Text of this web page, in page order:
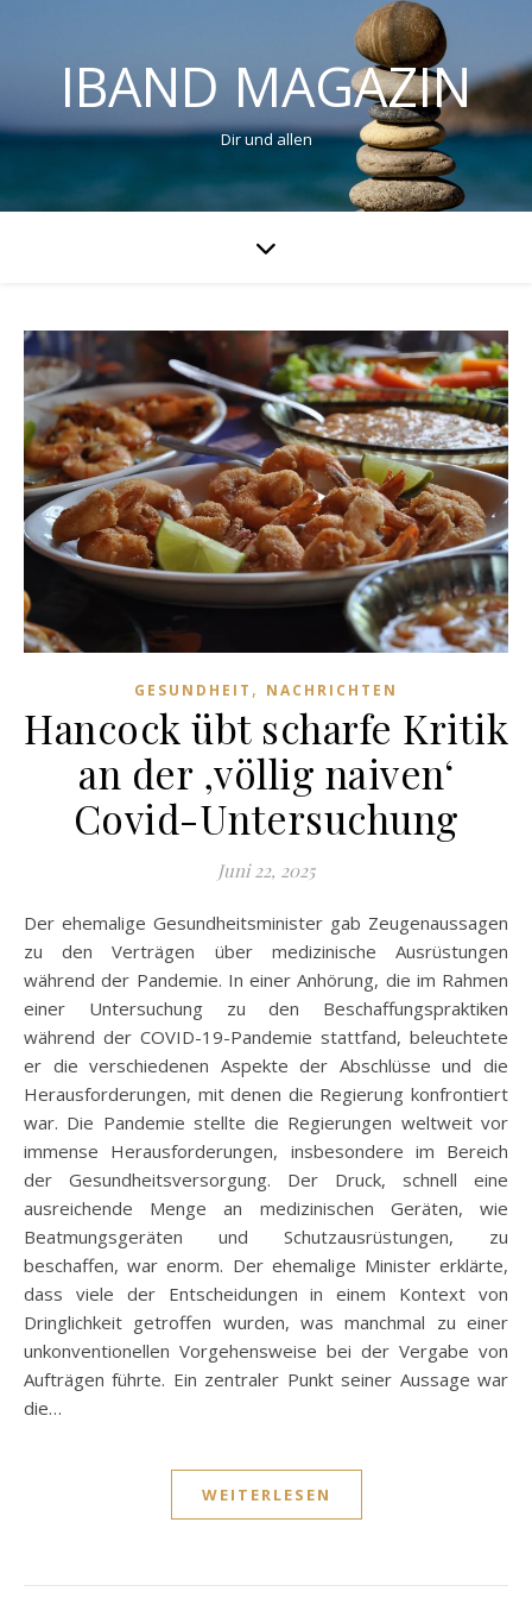
IBAND MAGAZIN
Dir und allen
GESUNDHEIT , NACHRICHTEN
Hancock übt scharfe Kritik
an der ‚völlig naiven‘
Covid-Untersuchung
Juni 22, 2025
Der ehemalige Gesundheitsminister gab Zeugenaussagen
zu den Verträgen über medizinische Ausrüstungen
während der Pandemie. In einer Anhörung, die im Rahmen
einer Untersuchung zu den Beschaffungspraktiken
während der COVID-19-Pandemie stattfand, beleuchtete
er die verschiedenen Aspekte der Abschlüsse und die
Herausforderungen, mit denen die Regierung konfrontiert
war. Die Pandemie stellte die Regierungen weltweit vor
immense Herausforderungen, insbesondere im Bereich
der Gesundheitsversorgung. Der Druck, schnell eine
ausreichende Menge an medizinischen Geräten, wie
Beatmungsgeräten und Schutzausrüstungen, zu
beschaffen, war enorm. Der ehemalige Minister erklärte,
dass viele der Entscheidungen in einem Kontext von
Dringlichkeit getroffen wurden, was manchmal zu einer
unkonventionellen Vorgehensweise bei der Vergabe von
Aufträgen führte. Ein zentraler Punkt seiner Aussage war
die…
WEITERLESEN